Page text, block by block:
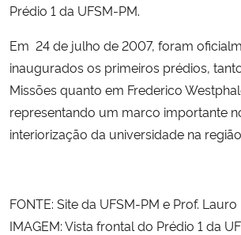
Prédio 1 da UFSM-PM.
Em 24 de julho de 2007, foram
inaugurados os primeiros prédios,
Missões quanto em Frederico
representando um marco importante
interiorização da universidade na
FONTE: Site da UFSM-PM e Prof.
IMAGEM: Vista frontal do Prédio 1 da